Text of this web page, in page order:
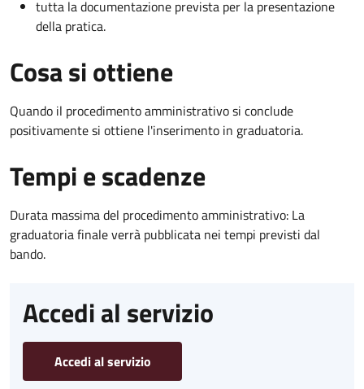
tutta la documentazione prevista per la presentazione
della pratica.
Cosa si ottiene
Quando il procedimento amministrativo si conclude
positivamente si ottiene l'inserimento in graduatoria.
Tempi e scadenze
Durata massima del procedimento amministrativo: La
graduatoria finale verrà pubblicata nei tempi previsti dal
bando.
Accedi al servizio
Accedi al servizio